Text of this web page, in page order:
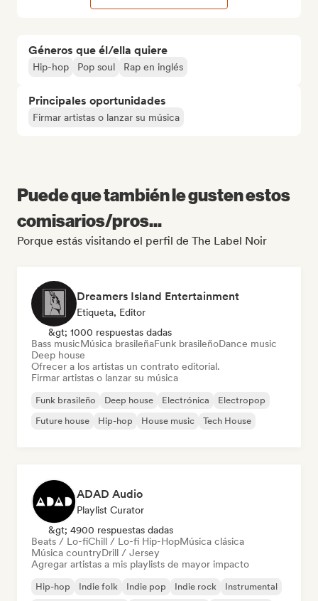
Géneros que él/ella quiere
Hip-hop Pop soul Rap en inglés
Principales oportunidades
Firmar artistas o lanzar su música
Puede que también le gusten estos
comisarios/pros...
Porque estás visitando el perfil de The Label Noir
Dreamers Island Entertainment
Etiqueta, Editor
&gt; 1000 respuestas dadas
Bass musicMúsica brasileñaFunk brasileñoDance music
Deep house
Ofrecer a los artistas un contrato editorial.
Firmar artistas o lanzar su música
Funk brasileño Deep house Electrónica
Electropop
Future house
Hip-hop House music Tech House
ADAD Audio
Playlist Curator
&gt; 4900 respuestas dadas
Beats / Lo-fiChill / Lo-fi Hip-HopMúsica clásica
Música countryDrill / Jersey
Agregar artistas a mis playlists de mayor impacto
Hip-hop Indie folk Indie pop Indie rock
Instrumental